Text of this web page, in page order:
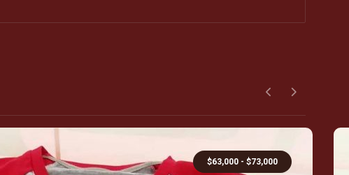
$63,000 - $73,000